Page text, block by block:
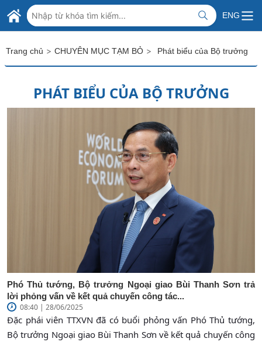
Skip to Main Content
BỘ NGOẠI GIAO VIỆT NAM
MINISTRY OF FOREIGN AFFAIRS
ENG
Trang chủ > CHUYÊN MỤC TẠM BỎ > Phát biểu của Bộ trưởng
PHÁT BIỂU CỦA BỘ TRƯỞNG
Phó Thủ tướng, Bộ trưởng Ngoại giao Bùi Thanh Sơn trả
lời phỏng vấn về kết quả chuyến công tác...
08:40 | 28/06/2025
Đặc phái viên TTXVN đã có buổi phỏng vấn Phó Thủ tướng,
Bộ trưởng Ngoại giao Bùi Thanh Sơn về kết quả chuyến công